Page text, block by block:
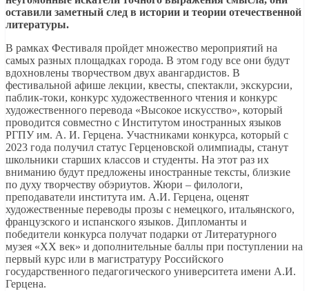
оставили заметный след в истории и теории отечественной
литературы.
В рамках Фестиваля пройдет множество мероприятий на
самых разных площадках города. В этом году все они будут
вдохновлены творчеством двух авангардистов. В
фестивальной афише лекции, квесты, спектакли, экскурсии,
паблик-токи, конкурс художественного чтения и конкурс
художественного перевода «Высокое искусство», который
проводится совместно с Институтом иностранных языков
РГПУ им. А. И. Герцена. Участниками конкурса, который с
2023 года получил статус Герценовской олимпиады, станут
школьники старших классов и студенты. На этот раз их
вниманию будут предложены иностранные тексты, близкие
по духу творчеству обэриутов. Жюри – филологи,
преподаватели института им. А.И. Герцена, оценят
художественные переводы прозы с немецкого, итальянского,
французского и испанского языков. Дипломанты и
победители конкурса получат подарки от Литературного
музея «ХХ век» и дополнительные баллы при поступлении на
первый курс или в магистратуру Российского
государственного педагогического университета имени А.И.
Герцена.